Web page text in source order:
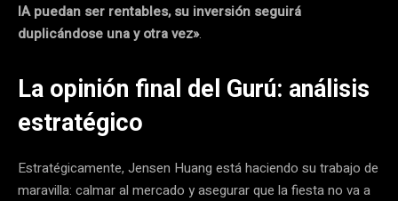
IA puedan ser rentables, su inversión seguirá
duplicándose una y otra vez».
La opinión final del Gurú: análisis
estratégico
Estratégicamente, Jensen Huang está haciendo su trabajo de
maravilla: calmar al mercado y asegurar que la fiesta no va a